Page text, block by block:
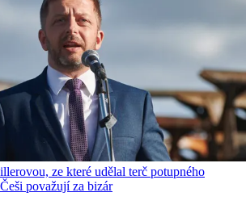
ze které udělal terč potupného
považují za bizár